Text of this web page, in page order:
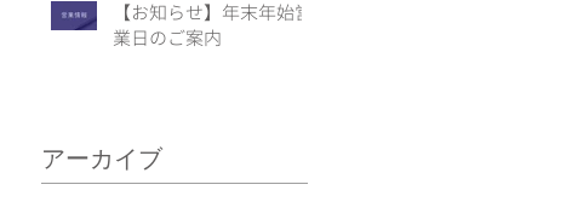
【お知らせ】年末年始営
業日のご案内
アーカイブ